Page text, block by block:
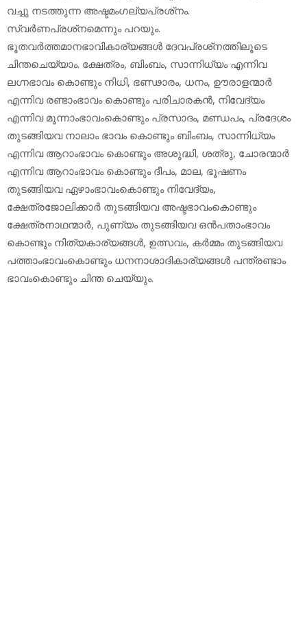
വച്ചു നടത്തുന്ന അഷ്ടമംഗല്യപ്രശ്‌നം.
സ്വര്‍ണപ്രശ്‌നമെന്നും പറയും.
ഭൂതവര്‍ത്തമാനഭാവികാര്യങ്ങള്‍ ദേവപ്രശ്‌നത്തിലൂടെ
ചിന്തചെയ്യാം. ക്ഷേത്രം, ബിംബം, സാന്നിധ്യം എന്നിവ
ലഗ്നഭാവം കൊണ്ടും നിധി, ഭണ്ഢാരം, ധനം, ഊരാളന്മാര്‍
എന്നിവ രണ്ടാംഭാവം കൊണ്ടും പരിചാരകന്‍, നിവേദ്യം
എന്നിവ മൂന്നാംഭാവംകൊണ്ടും പ്രസാദം, മണ്ഡപം, പ്രദേശം
തുടങ്ങിയവ നാലാം ഭാവം കൊണ്ടും ബിംബം, സാന്നിധ്യം
എന്നിവ ആറാംഭാവം കൊണ്ടും അശുദ്ധി, ശത്രു, ചോരന്മാര്‍
എന്നിവ ആറാംഭാവം കൊണ്ടും ദീപം, മാല, ഭൂഷണം
തുടങ്ങിയവ ഏഴാംഭാവംകൊണ്ടും നിവേദ്യം,
ക്ഷേത്രജോലിക്കാര്‍ തുടങ്ങിയവ അഷ്ടഭാവംകൊണ്ടും
ക്ഷേത്രനാഥന്മാര്‍, പുണ്യം തുടങ്ങിയവ ഒന്‍പതാംഭാവം
കൊണ്ടും നിത്യകാര്യങ്ങള്‍, ഉത്സവം, കര്‍മ്മം തുടങ്ങിയവ
പത്താംഭാവംകൊണ്ടും ധനനാശാദികാര്യങ്ങള്‍ പന്ത്രണ്ടാം
ഭാവംകൊണ്ടും ചിന്ത ചെയ്യും.